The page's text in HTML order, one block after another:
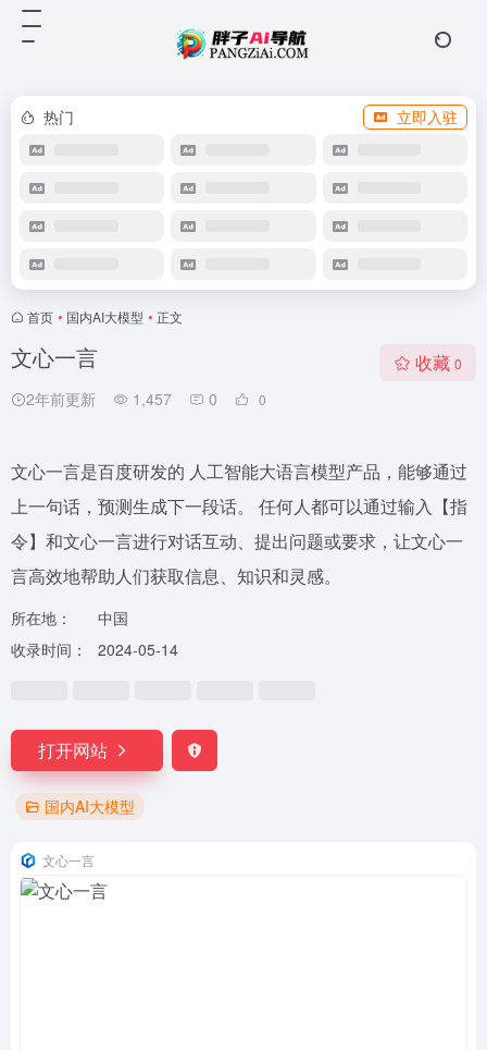
热门 立即入驻
首页 • 国内AI大模型 • 正文
文心一言
2年前更新 1,457 0 0
收藏 0
文心一言是百度研发的 人工智能大语言模型产品，能够通过
上一句话，预测生成下一段话。 任何人都可以通过输入【指
令】和文心一言进行对话互动、提出问题或要求，让文心一
言高效地帮助人们获取信息、知识和灵感。
所在地：
中国
收录时间：
2024-05-14
打开网站
国内AI大模型
文心一言